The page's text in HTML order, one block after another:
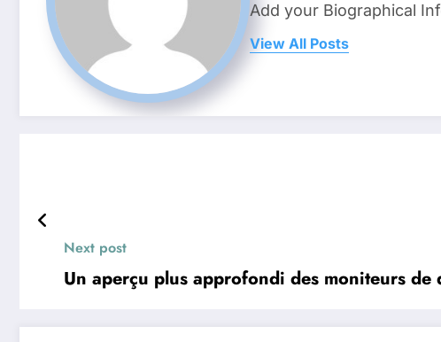
Add your Biographical
View All Posts
Next post
Un aperçu plus approfondi des moniteurs